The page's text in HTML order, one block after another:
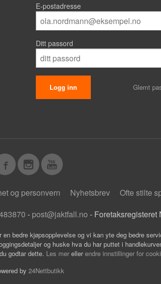
E-postadresse
Ditt passord
Glemt
og personvern Nyhetsbrev
Ofte stilte
- post@jaktfall.no - Foretaksregisteret
bedre kjøpsopplevelse og vi kan yte deg bedre
og huske hva du har puttet i
godtar dette. Les mer ellerendre innstillinger for
by 24Nettbutikk